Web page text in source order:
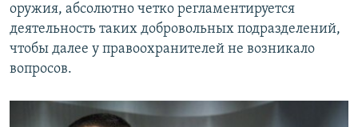
оружия, абсолютно четко регламентируется
деятельность таких добровольных подразделений,
чтобы далее у правоохранителей не возникало
вопросов.